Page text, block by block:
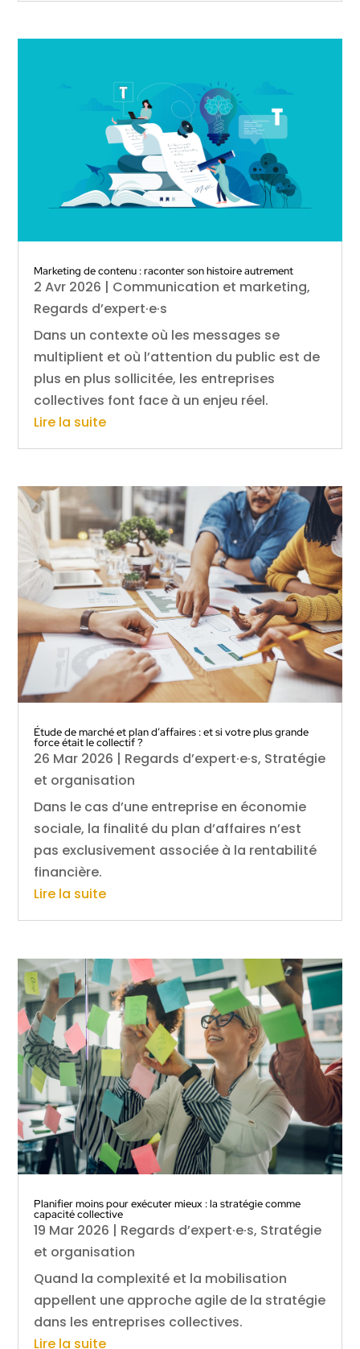
Marketing de contenu : raconter son histoire autrement
2 Avr 2026 | Communication et marketing,
Regards d’expert·e·s
Dans un contexte où les messages se
multiplient et où l’attention du public est de
plus en plus sollicitée, les entreprises
collectives font face à un enjeu réel.
Lire la suite
Étude de marché et plan d’affaires : et si votre plus grande
force était le collectif ?
26 Mar 2026 | Regards d’expert·e·s, Stratégie
et organisation
Dans le cas d’une entreprise en économie
sociale, la finalité du plan d’affaires n’est
pas exclusivement associée à la rentabilité
financière.
Lire la suite
Planifier moins pour exécuter mieux : la stratégie comme
capacité collective
19 Mar 2026 | Regards d’expert·e·s, Stratégie
et organisation
Quand la complexité et la mobilisation
appellent une approche agile de la stratégie
dans les entreprises collectives.
Lire la suite